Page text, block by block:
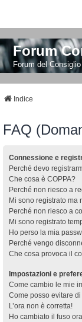
Forum
Forum del
Indice
FAQ
Connessione e
Perché devo
Che cosa è COPPA?
Perché non riesco a
Mi sono registrato ma
Perché non riesco a
Mi sono registrato
Ho perso la mia
Perché vengo
Che cosa provoca il
Impostazioni e
Come cambio le mie
Come posso evitare
L’ora non è corretta!
Ho cambiato il fuso